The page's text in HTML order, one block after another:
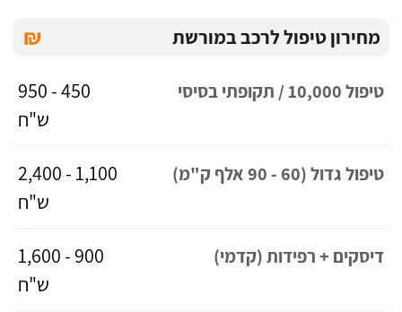
₪ מחירון טיפול לרכב במורשת
טיפול 10,000 / תקופתי בסיסי
450 - 950
ש"ח
טיפול גדול (60 - 90 אלף ק"מ)
1,100 - 2,400
ש"ח
דיסקים + רפידות (קדמי)
900 - 1,600
ש"ח